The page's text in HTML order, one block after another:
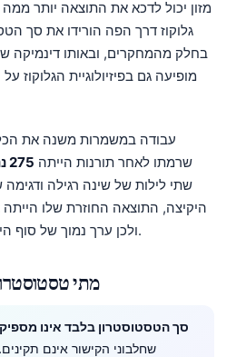
מזון יכול לדכא את התוצאה יותר
גלוקוז דרך הפה הורידו את סך
בחלק מהמחקרים, ובאותו דינמיקה
מופיעה גם בפיזיולוגיית הגלוקוז
עבודה במשמרות משנה את
שרמתו לאחר תורנות הייתה 275 ננוגרם/דציליטר
שתי לילות של שינה רגילה
היקיצה, התוצאה החוזרת שלו הייתה
ולכן ערך נמוך של סוף היום הוא רמז, לא אבחנה.
מתי
סך הטסטוסטרון בלבד אינו מספיק
שחלבוני הקישור אינם